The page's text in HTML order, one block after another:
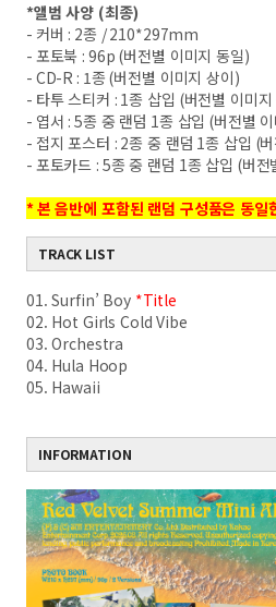
*앨범 사양 (최종)
- 커버 : 2종 / 210*297mm
- 포토북 : 96p (버전별 이미지 동일)
- CD-R : 1종 (버전별 이미지 상이)
- 타투 스티커 : 1종 삽입 (버전별 이미지
- 엽서 : 5종 중 랜덤 1종 삽입 (버전별
- 접지 포스터 : 2종 중 랜덤 1종 삽입 (
- 포토카드 : 5종 중 랜덤 1종 삽입 (버전
*본 음반에 포함된 랜덤 구성품은 동
TRACK LIST
01. Surfin’ Boy *Title
02. Hot Girls Cold Vibe
03. Orchestra
04. Hula Hoop
05. Hawaii
INFORMATION